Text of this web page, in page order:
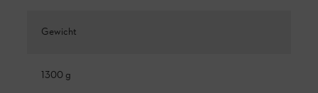
Gewicht
1300 g